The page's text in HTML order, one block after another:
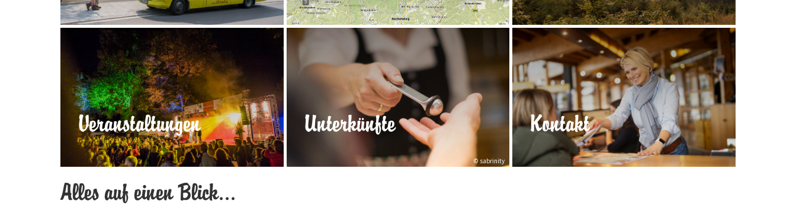
Veranstaltungen
© sabrinity
Unterkünfte Kontakt
Alles auf einen Blick...